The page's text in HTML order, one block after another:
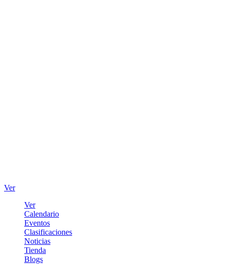
Ver
Ver
Calendario
Eventos
Clasificaciones
Noticias
Tienda
Blogs